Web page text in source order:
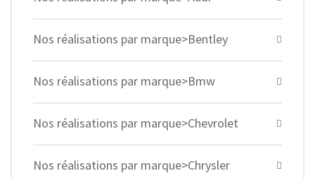
Nos réalisations par marque>Bentley
Nos réalisations par marque>Bmw
Nos réalisations par marque>Chevrolet
Nos réalisations par marque>Chrysler